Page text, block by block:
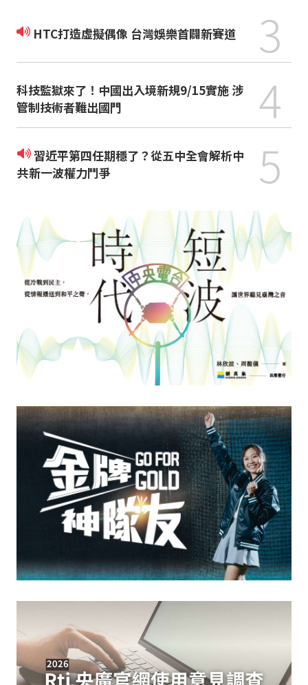
HTC打造虛擬偶像 台灣娛樂首闢新賽道 3
科技監獄來了！中國出入境新規9/15實施 涉
管制技術者難出國門
4
習近平第四任期穩了？從五中全會解析中
共新一波權力鬥爭
5